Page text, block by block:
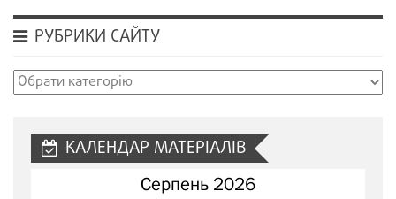
РУБРИКИ САЙТУ
Рубрики
КАЛЕНДАР МАТЕРІАЛІВ
Серпень 2026